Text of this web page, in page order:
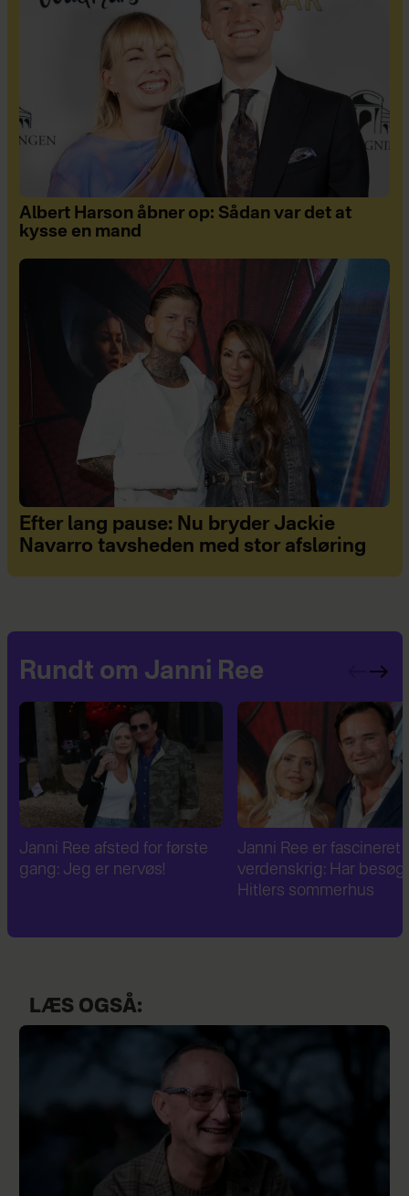
Albert Harson åbner op: Sådan var det at
kysse en mand
Efter lang pause: Nu bryder Jackie
Navarro tavsheden med stor afsløring
Rundt om Janni Ree
Janni Ree afsted for første
gang: Jeg er nervøs!
Janni Ree er fascineret
verdenskrig: Har
Hitlers sommerhus
LÆS OGSÅ: